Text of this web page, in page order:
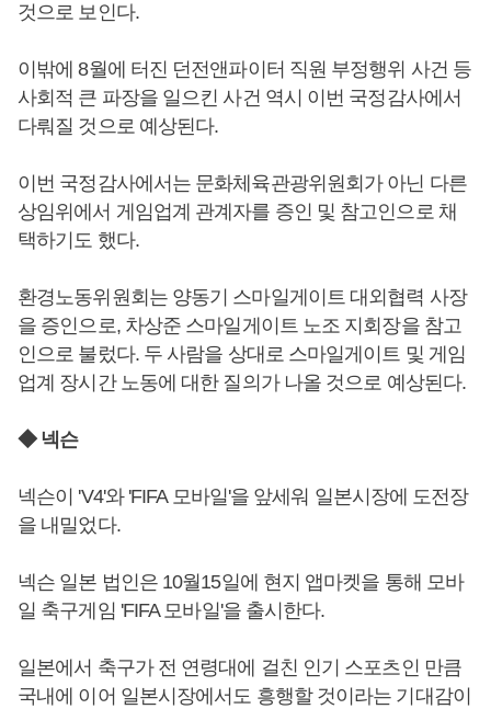
것으로 보인다.
이밖에 8월에 터진 던전앤파이터 직원 부정행위 사건 등
사회적 큰 파장을 일으킨 사건 역시 이번 국정감사에서
다뤄질 것으로 예상된다.
이번 국정감사에서는 문화체육관광위원회가 아닌 다른
상임위에서 게임업계 관계자를 증인 및 참고인으로 채
택하기도 했다.
환경노동위원회는 양동기 스마일게이트 대외협력 사장
을 증인으로, 차상준 스마일게이트 노조 지회장을 참고
인으로 불렀다. 두 사람을 상대로 스마일게이트 및 게임
업계 장시간 노동에 대한 질의가 나올 것으로 예상된다.
◆ 넥슨
넥슨이 'V4'와 'FIFA 모바일'을 앞세워 일본시장에 도전장
을 내밀었다.
넥슨 일본 법인은 10월15일에 현지 앱마켓을 통해 모바
일 축구게임 'FIFA 모바일'을 출시한다.
일본에서 축구가 전 연령대에 걸친 인기 스포츠인 만큼
국내에 이어 일본시장에서도 흥행할 것이라는 기대감이